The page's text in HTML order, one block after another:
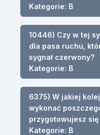
Kategorie: B
10446) Czy w tej
dla pasa ruchu,
sygnał czerwony?
Kategorie: B
6375) W jakiej
wykonać
przygotowujesz
Kategorie: B